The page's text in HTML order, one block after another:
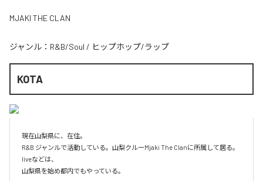
MJAKI THE CLAN
ジャンル： R&B/Soul / ヒップホップ/ラップ
KOTA
現在山梨県に、在住。
R&B ジャンルで活動している。山梨クルーMjaki The Clanに所属して居る。
liveなどは、
山梨県を始め都内でもやっている。